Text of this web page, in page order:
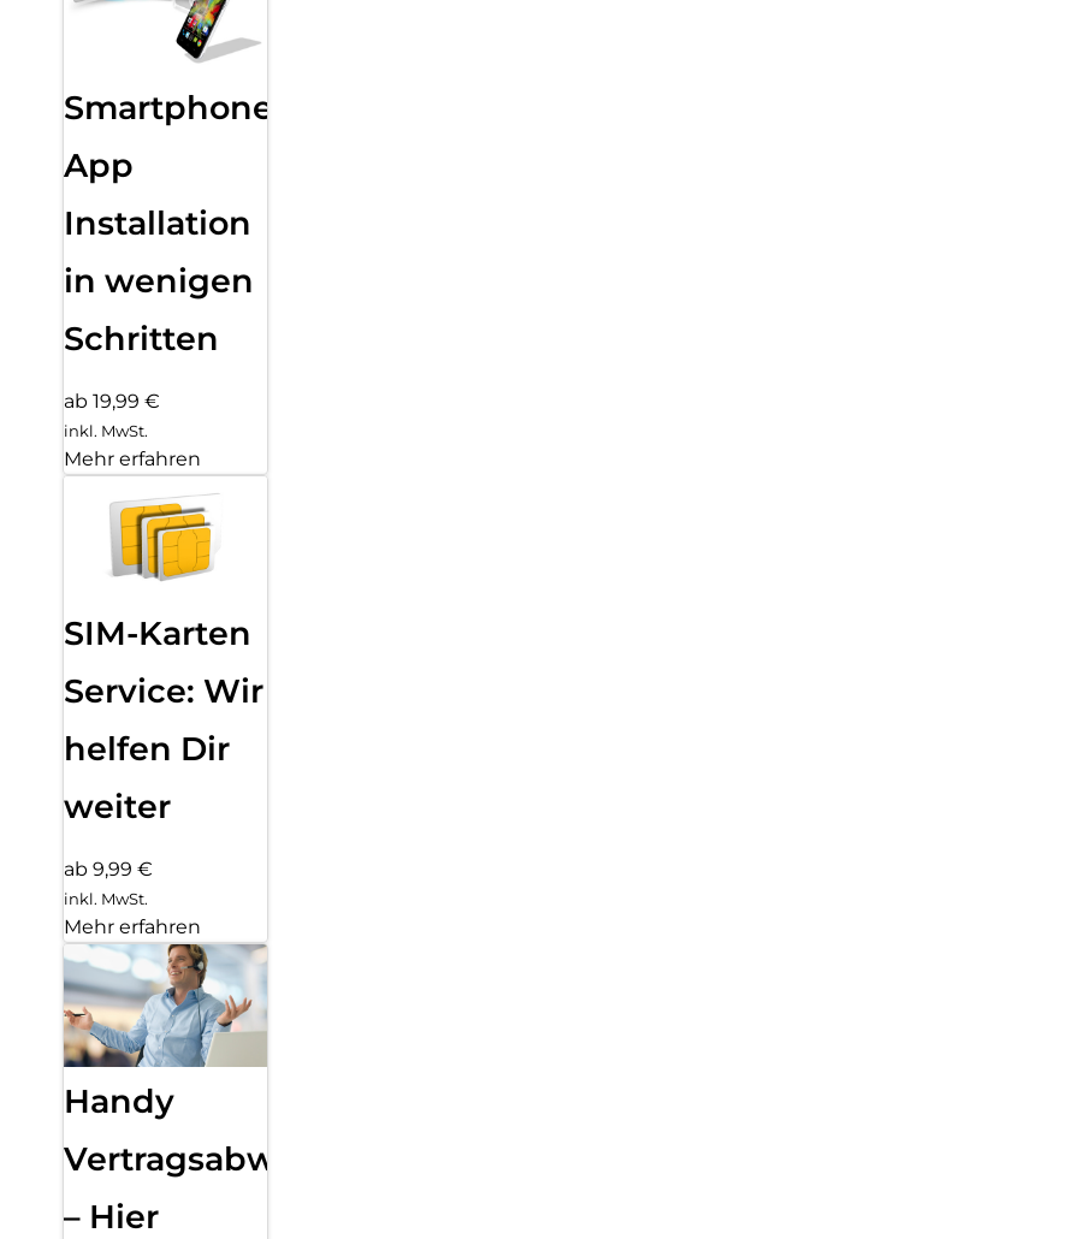
Smartphone
App
Installation
in wenigen
Schritten
ab 19,99 €
inkl. MwSt.
Mehr erfahren
SIM-Karten
Service: Wir
helfen Dir
weiter
ab 9,99 €
inkl. MwSt.
Mehr erfahren
Handy
Vertragsabwicklung
– Hier